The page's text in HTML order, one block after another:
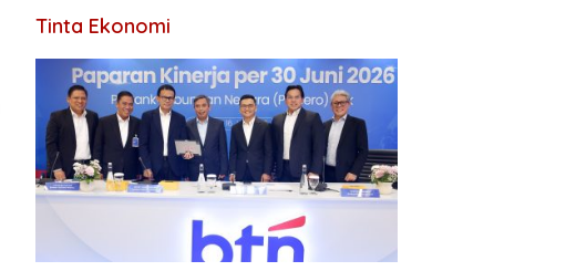
Tinta Ekonomi